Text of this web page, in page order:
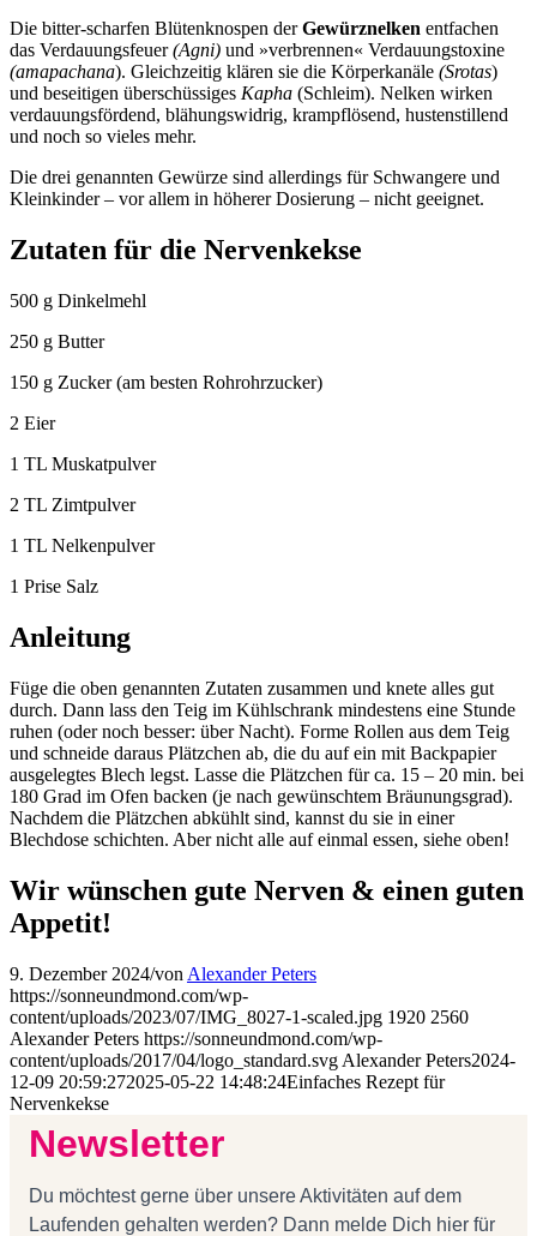
Die bitter-scharfen Blütenknospen derGewürznelken entfachen
das Verdauungsfeuer(Agni) und »verbrennen« Verdauungstoxine
(amapachana). Gleichzeitig klären sie die Körperkanäle (Srotas)
und beseitigen überschüssiges Kapha (Schleim). Nelken wirken
verdauungsfördend, blähungswidrig, krampflösend, hustenstillend
und noch so vieles mehr.
Die drei genannten Gewürze sind allerdings für Schwangere und
Kleinkinder – vor allem in höherer Dosierung – nicht geeignet.
Zutaten für die Nervenkekse
500 g Dinkelmehl
250 g Butter
150 g Zucker (am besten Rohrohrzucker)
2 Eier
1 TL Muskatpulver
2 TL Zimtpulver
1 TL Nelkenpulver
1 Prise Salz
Anleitung
Füge die oben genannten Zutaten zusammen und knete alles gut
durch. Dann lass den Teig im Kühlschrank mindestens eine Stunde
ruhen (oder noch besser: über Nacht). Forme Rollen aus dem Teig
und schneide daraus Plätzchen ab, die du auf ein mit Backpapier
ausgelegtes Blech legst. Lasse die Plätzchen für ca. 15 – 20 min. bei
180 Grad im Ofen backen (je nach gewünschtem Bräunungsgrad).
Nachdem die Plätzchen abkühlt sind, kannst du sie in einer
Blechdose schichten. Aber nicht alle auf einmal essen, siehe oben!
Wir wünschen gute Nerven & einen guten
Appetit!
9. Dezember 2024/von Alexander Peters
https://sonneundmond.com/wp-
content/uploads/2023/07/IMG_8027-1-scaled.jpg 1920 2560
Alexander Peters https://sonneundmond.com/wp-
content/uploads/2017/04/logo_standard.svg Alexander Peters2024-
12-09 20:59:272025-05-22 14:48:24Einfaches Rezept für
Nervenkekse
Newsletter
Du möchtest gerne über unsere Aktivitäten auf dem
Laufenden gehalten werden? Dann melde Dich hier für